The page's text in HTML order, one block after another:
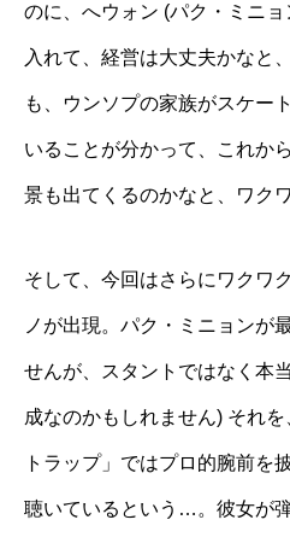
のに、へウォン (パク・ミニ
入れて、経営は大丈夫かなと
も、ウンソプの家族がスケー
いることが分かって、これか
景も出てくるのかなと、ワク
そして、今回はさらにワクワ
ノが出現。パク・ミニョンが
せんが、スタントではなく本
成なのかもしれません) それ
トラップ」ではプロ的腕前を
聴いているという…。彼女が